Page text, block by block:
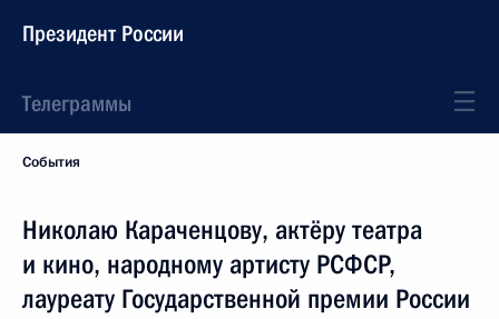
Президент России
Телеграммы
События
Николаю Караченцову, актёру театра
и кино, народному артисту РСФСР,
лауреату Государственной премии России